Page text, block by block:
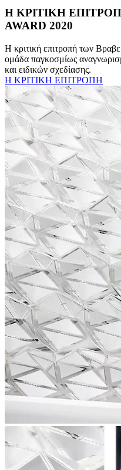
Η ΚΡΙΤΙΚΗ
AWARD 2020
Η κριτική επιτροπή των
ομάδα παγκοσμίως
και ειδικών σχεδίασης.
Η ΚΡΙΤΙΚΗ ΕΠΙΤΡΟΠΗ